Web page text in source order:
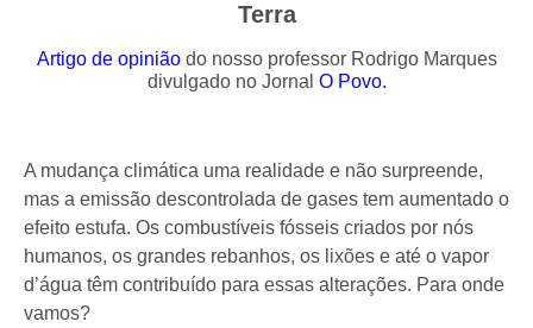
Terra
Artigo de opiniãodo nosso professor Rodrigo Marques
divulgado no Jornal O Povo.
A mudança climática uma realidade e não surpreende,
mas a emissão descontrolada de gases tem aumentado o
efeito estufa. Os combustíveis fósseis criados por nós
humanos, os grandes rebanhos, os lixões e até o vapor
d’água têm contribuído para essas alterações. Para onde
vamos?